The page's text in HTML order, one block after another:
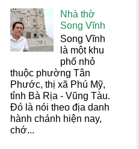
Nhà thờ
Song Vĩnh
Song Vĩnh
là một khu
phố nhỏ
thuộc phường Tân
Phước, thị xã Phú Mỹ,
tỉnh Bà Rịa - Vũng Tàu.
Đó là nói theo địa danh
hành chánh hiện nay,
chớ...